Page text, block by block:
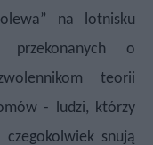
na lotnisku
przekonanych o
teorii
-
ludzi, którzy
snują